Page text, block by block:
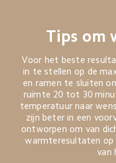
Tips om
Voor het beste
in te stellen op de
en ramen te sluiten
ruimte 20 tot 30
temperatuur naar
zijn beter in een
ontworpen om van
warmteresultaten
van